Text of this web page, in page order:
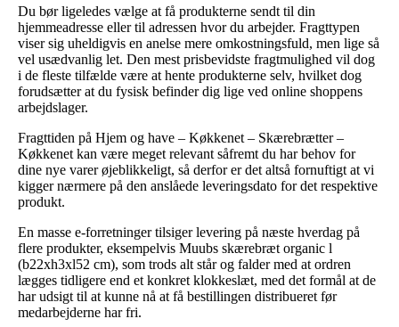
Du bør ligeledes vælge at få produkterne sendt til din
hjemmeadresse eller til adressen hvor du arbejder. Fragttypen
viser sig uheldigvis en anelse mere omkostningsfuld, men lige så
vel usædvanlig let. Den mest prisbevidste fragtmulighed vil dog
i de fleste tilfælde være at hente produkterne selv, hvilket dog
forudsætter at du fysisk befinder dig lige ved online shoppens
arbejdslager.
Fragttiden på Hjem og have – Køkkenet – Skærebrætter –
Køkkenet kan være meget relevant såfremt du har behov for
dine nye varer øjeblikkeligt, så derfor er det altså fornuftigt at vi
kigger nærmere på den anslåede leveringsdato for det respektive
produkt.
En masse e-forretninger tilsiger levering på næste hverdag på
flere produkter, eksempelvis Muubs skærebræt organic l
(b22xh3xl52 cm), som trods alt står og falder med at ordren
lægges tidligere end et konkret klokkeslæt, med det formål at de
har udsigt til at kunne nå at få bestillingen distribueret før
medarbejderne har fri.